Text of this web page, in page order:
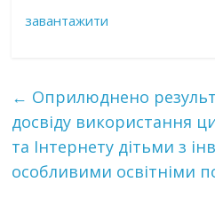
завантажити
← Оприлюднено
досвіду використання
та Інтернету дітьми з
особливими освітніми